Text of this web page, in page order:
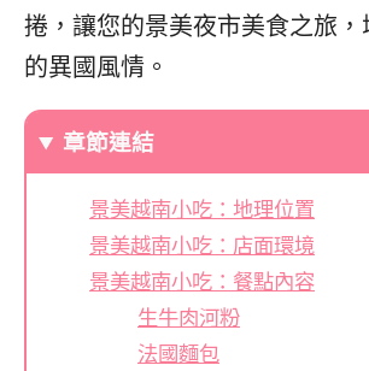
捲，讓您的景美夜市美食之旅，
的異國風情。
章節連結
景美越南小吃：地理位置
景美越南小吃：店面環境
景美越南小吃：餐點內容
生牛肉河粉
法國麵包